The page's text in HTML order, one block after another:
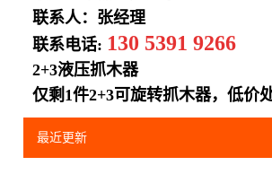
联系人：张经理
联系电话: 130 5391 9266
2+3液压抓木器
仅剩1件2+3可旋转抓木器，低价
最近更新